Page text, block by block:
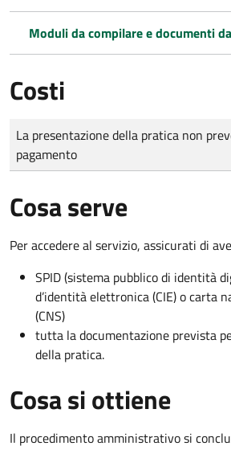
Moduli da compilare e documenti
Costi
Tipo di pagamento
Importo
La presentazione della pratica non
pagamento
Cosa serve
Per accedere al servizio, assicurati di
SPID (sistema pubblico di identità
d’identità elettronica (CIE) o carta
(CNS)
tutta la documentazione prevista
della pratica.
Cosa si ottiene
Il procedimento amministrativo si